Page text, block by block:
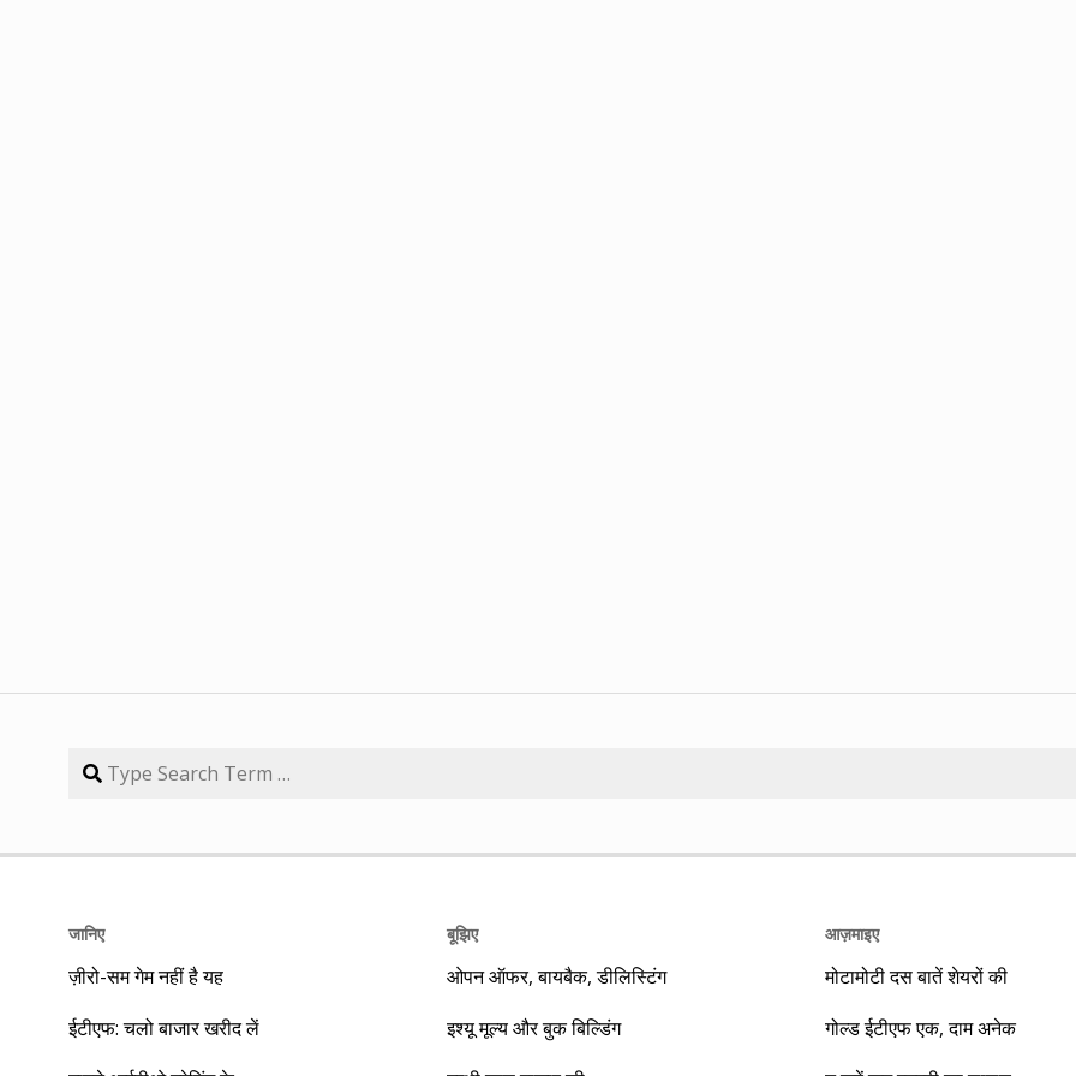
जानिए
ज़ीरो-सम गेम नहीं है यह
ईटीएफ: चलो बाजार खरीद लें
बूझिए
ओपन ऑफर, बायबैक, डीलिस्टिंग
इश्यू मूल्य और बुक बिल्डिंग
आज़माइए
मोटामोटी दस बातें शेयरों की
गोल्ड ईटीएफ एक, दाम अनेक